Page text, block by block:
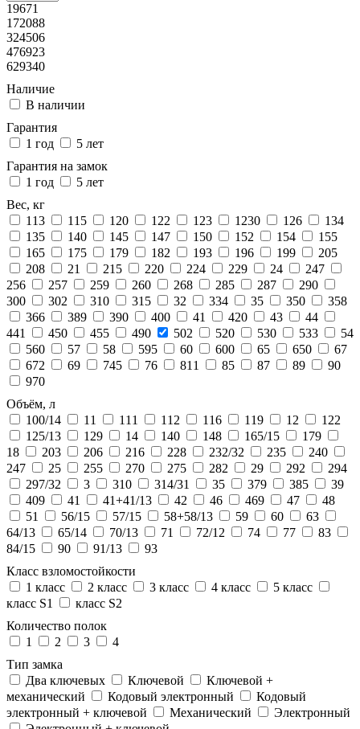
19671
172088
324506
476923
629340
Наличие
В наличии
Гарантия
1 год
5 лет
Гарантия на замок
1 год
5 лет
Вес, кг
113
115 120 122 123 1230 126
134
135
140 145 147 150 152 154
155
165
175 179 182 193 196 199
205
208
21 215 220 224 229 24
247
256
257 259 260 268 285 287
290
300
302 310 315 32 334 35 350
358
366
389 390 400 41 420 43
44
441
450 455 490 502 520 530 533
54
560
57 58 595 60 600 65 650
67
672
69 745 76 811 85 87 89
90
970
Объём, л
100/14
11 111 112 116 119 12
122
125/13
129 14 140 148 165/15
179
18
203 206 216 228 232/32 235
240
247
25 255 270 275 282 29 292
294
297/32
3 310 314/31 35 379 385
39
409
41 41+41/13 42 46 469 47
48
51
56/15 57/15 58+58/13 59 60
63
64/13
65/14 70/13 71 72/12 74 77
83
84/15
90 91/13
93
Класс взломостойкости
1 класс
2 класс 3 класс 4 класс
5 класс
класс S1
класс S2
Количество полок
1
2 3
4
Тип замка
Два ключевых
Ключевой
Ключевой +
механический
Кодовый электронный
Кодовый
электронный + ключевой
Механический
Электронный